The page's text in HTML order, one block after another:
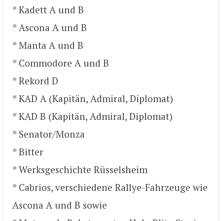
* Kadett A und B
* Ascona A und B
* Manta A und B
* Commodore A und B
* Rekord D
* KAD A (Kapitän, Admiral, Diplomat)
* KAD B (Kapitän, Admiral, Diplomat)
* Senator/Monza
* Bitter
* Werksgeschichte Rüsselsheim
* Cabrios, verschiedene Rallye-Fahrzeuge wie
Ascona A und B sowie